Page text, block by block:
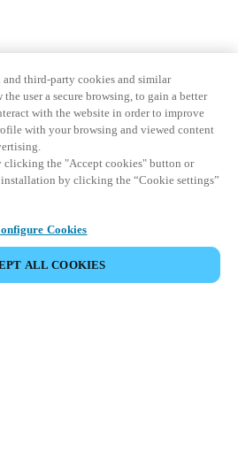
and third-party cookies and similar
user a secure browsing, to gain a better
with the website in order to improve
with your browsing and viewed content
clicking the "Accept cookies" button or
by clicking the “Cookie settings”
Cookies
ALL COOKIES